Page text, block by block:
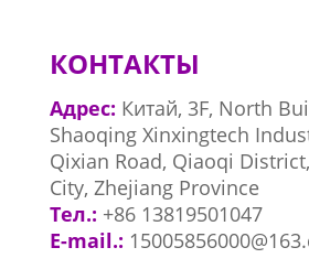
КОНТАКТЫ
Адрес: Китай, 3F, North
Shaoqing Xinxingtech
Qixian Road, Qiaoqi
City, Zhejiang Province
Тел.: +86 13819501047
E-mail.: